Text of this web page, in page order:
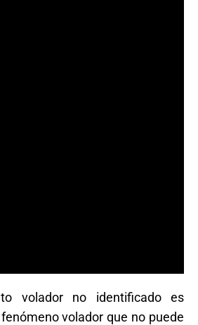
volador no identificado es
volador que no puede